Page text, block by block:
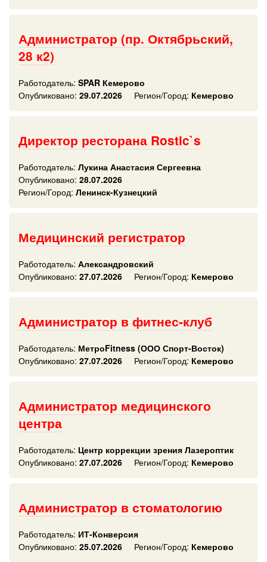
Администратор (пр. Октябрьский,
28 к2)
Работодатель: SPAR Кемерово
Опубликовано: 29.07.2026 Регион/Город: Кемерово
Директор ресторана Rostic`s
Работодатель: Лукина Анастасия Сергеевна
Опубликовано: 28.07.2026
Регион/Город: Ленинск-Кузнецкий
Медицинский регистратор
Работодатель: Александровский
Опубликовано: 27.07.2026 Регион/Город: Кемерово
Администратор в фитнес-клуб
Работодатель: МетроFitness (ООО Спорт-Восток)
Опубликовано: 27.07.2026 Регион/Город: Кемерово
Администратор медицинского
центра
Работодатель: Центр коррекции зрения Лазероптик
Опубликовано: 27.07.2026 Регион/Город: Кемерово
Администратор в стоматологию
Работодатель: ИТ-Конверсия
Опубликовано: 25.07.2026 Регион/Город: Кемерово